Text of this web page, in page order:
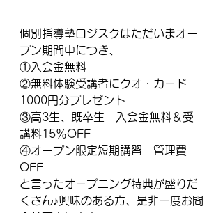
個別指導塾ロジスクはただいまオー
プン期間中につき、
①入会金無料
②無料体験受講者にクオ・カード
1000円分プレゼント
③高3生、既卒生　入会金無料＆受
講料15％OFF
④オープン限定短期講習　管理費
OFF
と言ったオープニング特典が盛りだ
くさん♪興味のある方、是非一度お問